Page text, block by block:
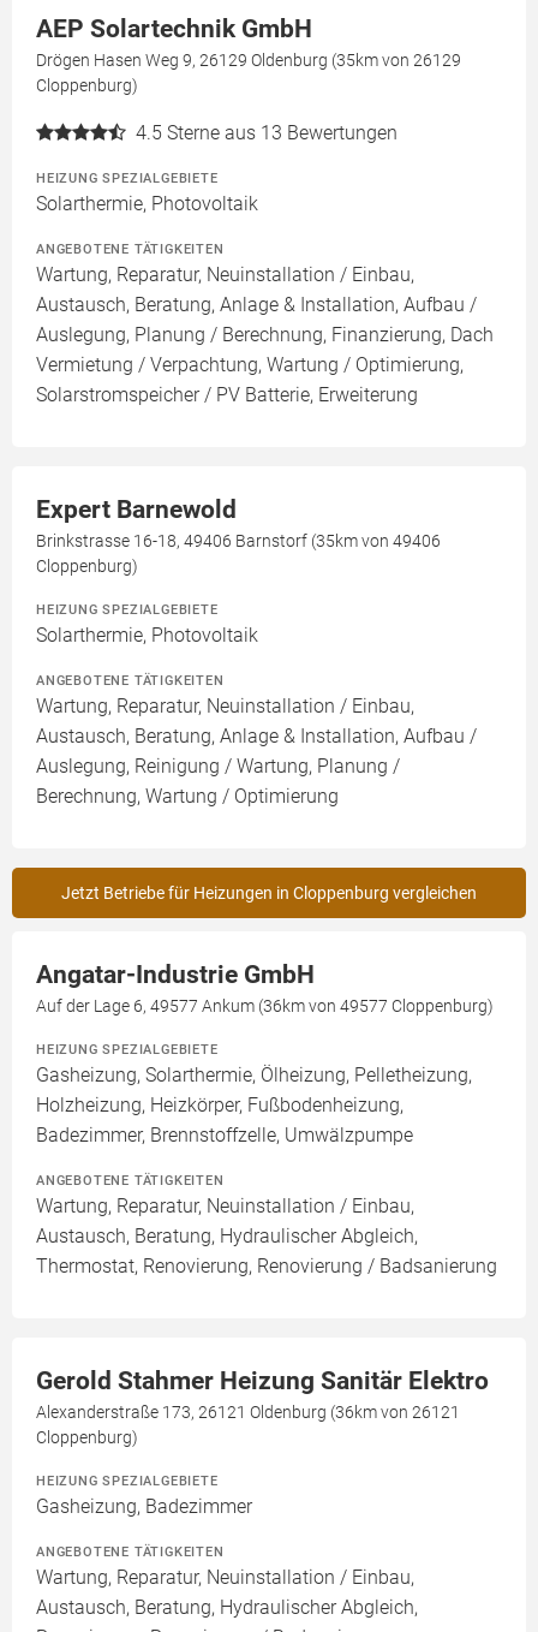
AEP Solartechnik GmbH
Drögen Hasen Weg 9, 26129 Oldenburg (35km von 26129
Cloppenburg)
4.5 Sterne aus 13 Bewertungen
HEIZUNG SPEZIALGEBIETE
Solarthermie, Photovoltaik
ANGEBOTENE TÄTIGKEITEN
Wartung, Reparatur, Neuinstallation / Einbau,
Austausch, Beratung, Anlage & Installation, Aufbau /
Auslegung, Planung / Berechnung, Finanzierung, Dach
Vermietung / Verpachtung, Wartung / Optimierung,
Solarstromspeicher / PV Batterie, Erweiterung
Expert Barnewold
Brinkstrasse 16-18, 49406 Barnstorf (35km von 49406
Cloppenburg)
HEIZUNG SPEZIALGEBIETE
Solarthermie, Photovoltaik
ANGEBOTENE TÄTIGKEITEN
Wartung, Reparatur, Neuinstallation / Einbau,
Austausch, Beratung, Anlage & Installation, Aufbau /
Auslegung, Reinigung / Wartung, Planung /
Berechnung, Wartung / Optimierung
Jetzt Betriebe für Heizungen in Cloppenburg vergleichen
Angatar-Industrie GmbH
Auf der Lage 6, 49577 Ankum (36km von 49577 Cloppenburg)
HEIZUNG SPEZIALGEBIETE
Gasheizung, Solarthermie, Ölheizung, Pelletheizung,
Holzheizung, Heizkörper, Fußbodenheizung,
Badezimmer, Brennstoffzelle, Umwälzpumpe
ANGEBOTENE TÄTIGKEITEN
Wartung, Reparatur, Neuinstallation / Einbau,
Austausch, Beratung, Hydraulischer Abgleich,
Thermostat, Renovierung, Renovierung / Badsanierung
Gerold Stahmer Heizung Sanitär Elektro
Alexanderstraße 173, 26121 Oldenburg (36km von 26121
Cloppenburg)
HEIZUNG SPEZIALGEBIETE
Gasheizung, Badezimmer
ANGEBOTENE TÄTIGKEITEN
Wartung, Reparatur, Neuinstallation / Einbau,
Austausch, Beratung, Hydraulischer Abgleich,